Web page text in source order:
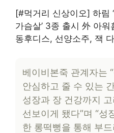
[#먹거리 신상이오] 하림
가슴살’ 3종 출시 外 아
동후디스, 선양소주, 잭
베이비본죽 관계자는
안심하고 줄 수 있는
성장과 장 건강까지
선보이게 됐다”며 “성
한 롱떡뻥을 통해 부